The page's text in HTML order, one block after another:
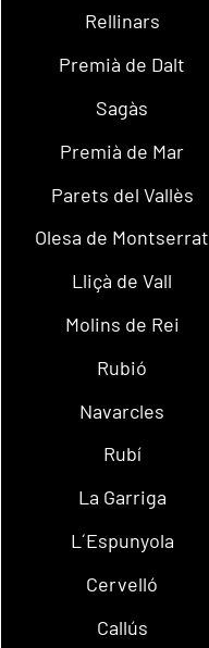
Rellinars
Premià de Dalt
Sagàs
Premià de Mar
Parets del Vallès
Olesa de Montserrat
Lliçà de Vall
Molins de Rei
Rubió
Navarcles
Rubí
La Garriga
L´Espunyola
Cervelló
Callús